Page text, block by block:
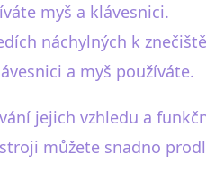
myš a klávesnici.
náchylných k
a myš používáte.
jejich vzhledu a
můžete snadno